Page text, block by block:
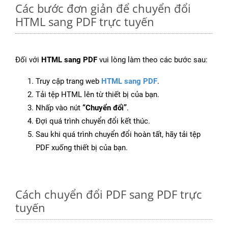
Các bước đơn giản để chuyển đổi
HTML sang PDF trực tuyến
Đối với HTML sang PDF vui lòng làm theo các bước sau:
Truy cập trang web HTML sang PDF.
Tải tệp HTML lên từ thiết bị của bạn.
Nhấp vào nút “Chuyển đổi”.
Đợi quá trình chuyển đổi kết thúc.
Sau khi quá trình chuyển đổi hoàn tất, hãy tải tệp
PDF xuống thiết bị của bạn.
Cách chuyển đổi PDF sang PDF trực
tuyến